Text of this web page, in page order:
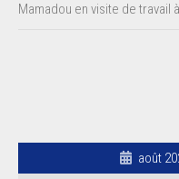
Mamadou en visite de travail
août